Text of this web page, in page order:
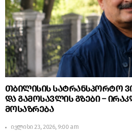
თბილისის სატრანსპორტო
და გამოსავლის გზები –
მოსაზრება
ივლისი 23, 2026, 9:00 am